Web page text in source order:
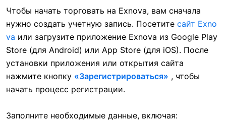
Чтобы начать торговать на Exnova, вам сначала
нужно создать учетную запись. Посетите сайт Exno
va или загрузите приложение Exnova из Google Play
Store (для Android) или App Store (для iOS). После
установки приложения или открытия сайта
нажмите кнопку «Зарегистрироваться» , чтобы
начать процесс регистрации.
Заполните необходимые данные, включая: